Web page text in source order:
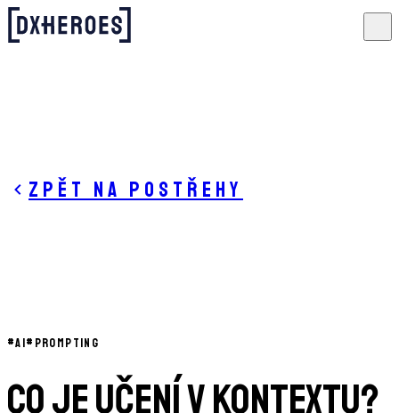
Zpět na postřehy
#AI# PROMPTING
Co je učení v kontextu?